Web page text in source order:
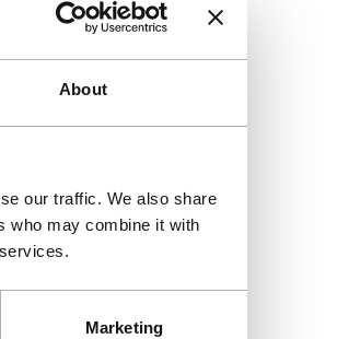
About
our traffic. We also share
who may combine it with
Marketing